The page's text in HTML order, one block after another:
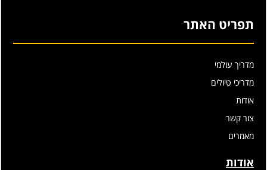
תפריט האתר
מדריך עולמי
מדריכי טיולים
אודות
צור קשר
מאמרים
אודות